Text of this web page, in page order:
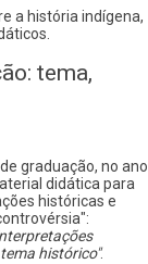
a história indígena,
tema,
graduação, no ano
didática para
históricas e
histórico".